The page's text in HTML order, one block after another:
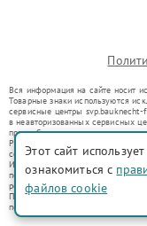
Вся информация на сайте носит
Товарные знаки используются
сервисные центры svp.bauknecht-
в неавторизованных сервисных
правообладателями товарных
Ремонт осуществляется для
со статьей 1487 ГК РФ.
Использование товарных знаков
потребителей в заблуждение, а
ремонту техники указанных
Представленная на сайте
положениями Статьи 437(2)
Этот сайт
ознакомиться с
файлов cookie